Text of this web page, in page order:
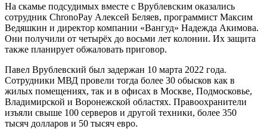
На скамье подсудимых вместе с Врублевским оказались
сотрудник ChronoPay Алексей Беляев, программист Максим
Ведяшкин и директор компании «Вангуд» Надежда Акимова.
Они получили от четырёх до восьми лет колонии. Их защита
также планирует обжаловать приговор.
Павел Врублевский был задержан 10 марта 2022 года.
Сотрудники МВД провели тогда более 30 обысков как в
жилых помещениях, так и в офисах в Москве, Подмосковье,
Владимирской и Воронежской областях. Правоохранители
изъяли свыше 100 серверов и другой техники, более 350
тысяч долларов и 50 тысяч евро.